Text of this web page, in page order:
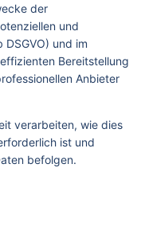
der
und
und im
Bereitstellung
Anbieter
verarbeiten, wie dies
ist und
befolgen.